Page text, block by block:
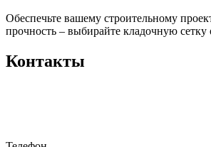
Обеспечьте вашему строительному
прочность – выбирайте кладочную сетку
Контакты